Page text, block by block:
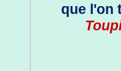
que l'on